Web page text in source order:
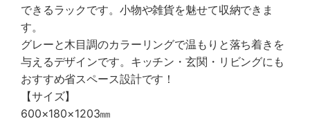
できるラックです。小物や雑貨を魅せて収納できま
す。
グレーと木目調のカラーリングで温もりと落ち着きを
与えるデザインです。キッチン・玄関・リビングにも
おすすめ省スペース設計です！
【サイズ】
600×180×1203㎜